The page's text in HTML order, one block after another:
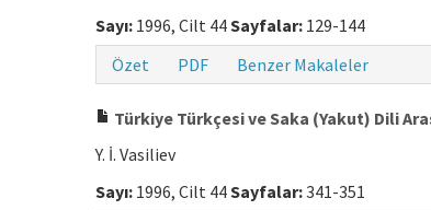
Sayı: 1996, Cilt 44Sayfalar: 129-144
Özet
PDF Benzer Makaleler
Türkiye Türkçesi ve Saka (Yakut) Dili
Y. İ. Vasiliev
Sayı: 1996, Cilt 44Sayfalar:341-351